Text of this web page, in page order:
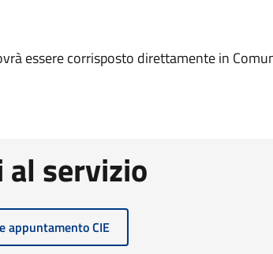
essere corrisposto direttamente in
al servizio
appuntamento CIE